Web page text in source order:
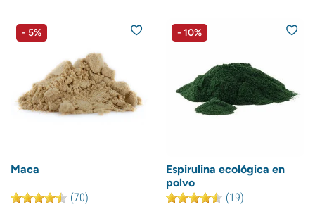
- 5%
Maca
(70)
- 10%
Espirulina ecológica en
polvo
(19)